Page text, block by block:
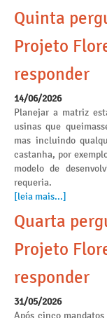
Quinta
Projeto
responder
14/06/2026
Planejar a matriz
usinas que
mas incluindo
castanha, por
modelo de
requeria.
[leia mais...]
Quarta
Projeto
responder
31/05/2026
Após cinco